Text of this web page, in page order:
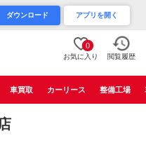
ダウンロード アプリを開く
0
お気に入り 閲覧履歴
車買取 カーリース 整備工場